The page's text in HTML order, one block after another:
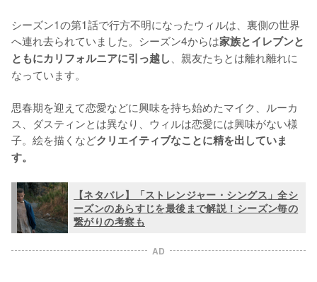
シーズン1の第1話で行方不明になったウィルは、裏側の世界
へ連れ去られていました。シーズン4からは家族とイレブンと
ともにカリフォルニアに引っ越し 、親友たちとは離れ離れに
なっています。
思春期を迎えて恋愛などに興味を持ち始めたマイク、ルーカ
ス、ダスティンとは異なり、ウィルは恋愛には興味がない様
子。絵を描くなどクリエイティブなことに精を出していま
す。
【ネタバレ】「ストレンジャー・シングス」全シ
ーズンのあらすじを最後まで解説！シーズン毎の
繋がりの考察も
AD